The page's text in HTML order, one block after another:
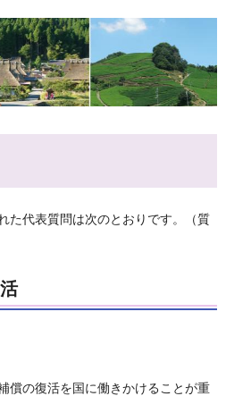
た代表質問は次のとおりです。（質
償の復活を国に働きかけることが重